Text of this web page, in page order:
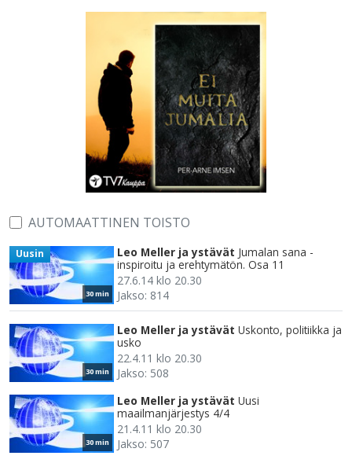
AUTOMAATTINEN TOISTO
30 min
Uusin Leo Meller ja ystävät Jumalan sana -
inspiroitu ja erehtymätön. Osa 11
27.6.14 klo 20.30
Jakso: 814
30 min
Leo Meller ja ystävät Uskonto, politiikka ja
usko
22.4.11 klo 20.30
Jakso: 508
30 min
Leo Meller ja ystävät Uusi
maailmanjärjestys 4/4
21.4.11 klo 20.30
Jakso: 507